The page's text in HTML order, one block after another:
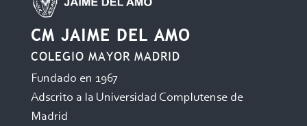
CM JAIME DEL AMO
COLEGIO MAYOR MADRID
Fundado en 1967
Adscrito a la Universidad Complutense de
Madrid